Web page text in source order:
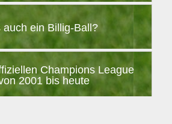
auch ein Billig-Ball?
Champions League
2001 bis heute